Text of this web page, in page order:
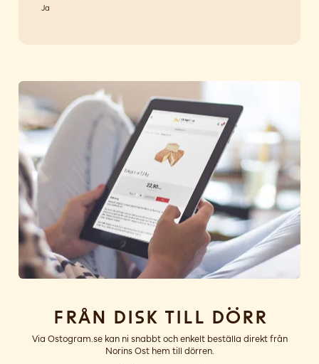
Ja
Från disk till dörr
Via Ostogram.se kan ni snabbt och enkelt beställa direkt från
Norins Ost hem till dörren.